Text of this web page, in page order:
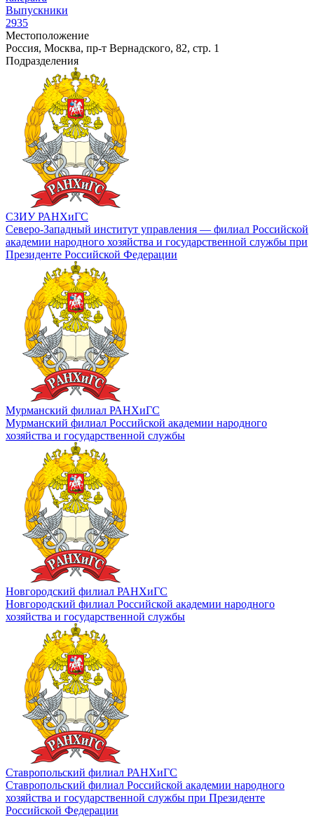
Выпускники
2935
Местоположение
Россия, Москва, пр-т Вернадского, 82, стр. 1
Подразделения
СЗИУ РАНХиГС
Северо-Западный институт управления — филиал Российской
академии народного хозяйства и государственной службы при
Президенте Российской Федерации
Мурманский филиал РАНХиГС
Мурманский филиал Российской академии народного
хозяйства и государственной службы
Новгородский филиал РАНХиГС
Новгородский филиал Российской академии народного
хозяйства и государственной службы
Ставропольский филиал РАНХиГС
Ставропольский филиал Российской академии народного
хозяйства и государственной службы при Президенте
Российской Федерации